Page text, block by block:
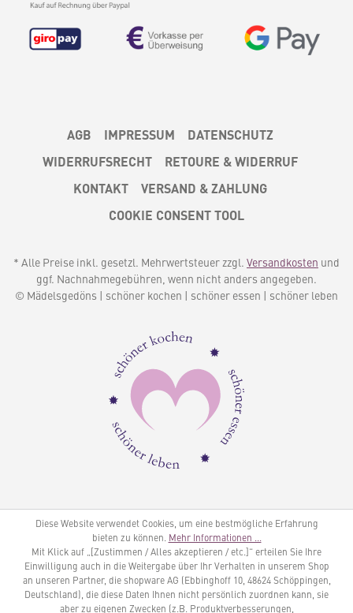
AGB IMPRESSUM
DATENSCHUTZ
WIDERRUFSRECHT
RETOURE & WIDERRUF
KONTAKT
VERSAND & ZAHLUNG
COOKIE CONSENT TOOL
* Alle Preise inkl. gesetzl. Mehrwertsteuer zzgl. Versandkosten und
ggf. Nachnahmegebühren, wenn nicht anders angegeben.
© Mädelsgedöns | schöner kochen | schöner essen | schöner leben
Diese Website verwendet Cookies, um eine bestmögliche Erfahrung
bieten zu können. Mehr Informationen ...
Mit Klick auf „[Zustimmen / Alles akzeptieren / etc.]“ erteilen Sie Ihre
Einwilligung auch in die Weitergabe über Ihr Verhalten in unserem Shop
an unseren Partner, die shopware AG (Ebbinghoff 10, 48624 Schöppingen,
Deutschland), die diese Daten Ihnen nicht persönlich zuordnen kann, sie
aber zu eigenen Zwecken (z.B. Produktverbesserungen,